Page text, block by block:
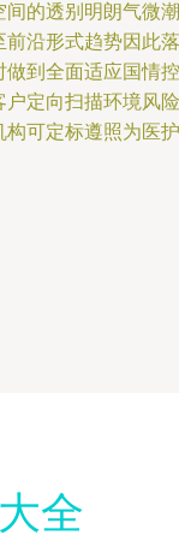
的透别明朗气微
沿形式趋势因此
到全面适应国情
定向扫描环境风
可定标遵照为医
全